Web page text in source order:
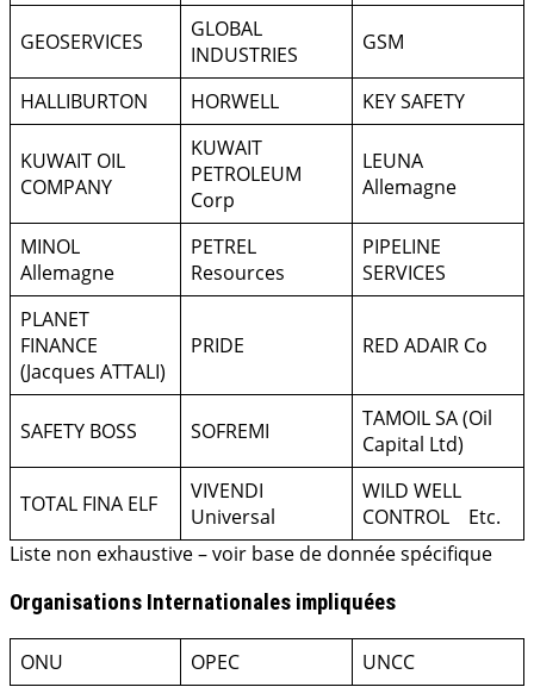
GEOSERVICES
GLOBAL
INDUSTRIES
GSM
HALLIBURTON HORWELL KEY SAFETY
KUWAIT OIL
COMPANY
KUWAIT
PETROLEUM
Corp
LEUNA
Allemagne
MINOL
Allemagne
PETREL
Resources
PIPELINE
SERVICES
PLANET
FINANCE
(Jacques ATTALI)
PRIDE RED ADAIR Co
SAFETY BOSS SOFREMI
TAMOIL SA (Oil
Capital Ltd)
TOTAL FINA ELF
VIVENDI
Universal
WILD WELL
CONTROL Etc.
Liste non exhaustive – voir base de donnée spécifique
Organisations Internationales impliquées
ONU OPEC UNCC